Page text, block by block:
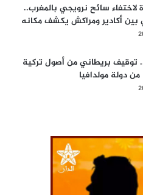
لاختفاء سائح نرويجي بالمغرب..
أكادير ومراكش يكشف مكانه
توقيف بريطاني من أصول تركية
دولة مولدافيا